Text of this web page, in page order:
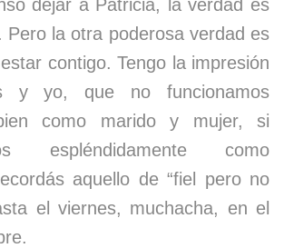
dejar a Patricia, la verdad es
Pero la otra poderosa verdad es
contigo. Tengo la impresión
y yo, que no funcionamos
como marido y mujer, si
espléndidamente como
aquello de “fiel pero no
el viernes, muchacha, en el